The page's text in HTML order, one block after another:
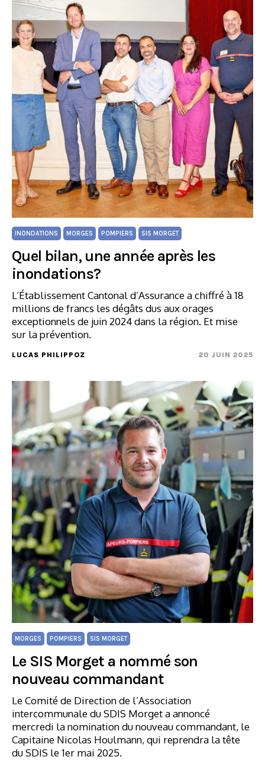
INONDATIONS MORGES POMPIERS SIS MORGET
Quel bilan, une année après les
inondations?
L’Établissement Cantonal d’Assurance a chiffré à 18
millions de francs les dégâts dus aux orages
exceptionnels de juin 2024 dans la région. Et mise
sur la prévention.
LUCAS PHILIPPOZ 20 JUIN 2025
MORGES POMPIERS SIS MORGET
Le SIS Morget a nommé son
nouveau commandant
Le Comité de Direction de l’Association
intercommunale du SDIS Morget a annoncé
mercredi la nomination du nouveau commandant, le
Capitaine Nicolas Houlmann, qui reprendra la tête
du SDIS le 1er mai 2025.